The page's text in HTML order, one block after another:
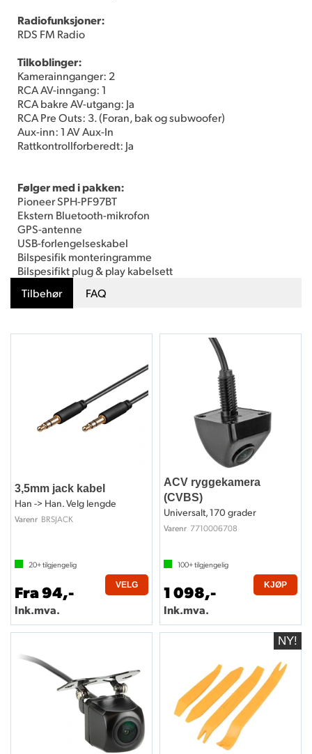
Radiofunksjoner:
RDS FM Radio
Tilkoblinger:
Kamerainnganger: 2
RCA AV-inngang: 1
RCA bakre AV-utgang: Ja
RCA Pre Outs: 3. (Foran, bak og subwoofer)
Aux-inn: 1 AV Aux-In
Rattkontrollforberedt: Ja
Følger med i pakken:
Pioneer SPH-PF97BT
Ekstern Bluetooth-mikrofon
GPS-antenne
USB-forlengelseskabel
Bilspesifik monteringramme
Bilspesifikt plug & play kabelsett
Tilbehør
FAQ
3,5mm jack kabel
Han -> Han. Velg lengde
Varenr BRSJACK
20+tilgjengelig
Fra 94,-
Ink.mva.
VELG
ACV ryggekamera
(CVBS)
Universalt, 170 grader
Varenr 7710006708
100+tilgjengelig
1 098,-
Ink.mva.
KJØP